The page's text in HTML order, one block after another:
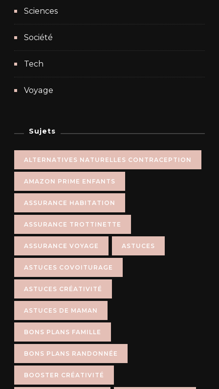
Sciences
Société
Tech
Voyage
Sujets
ALTERNATIVES NATURELLES CONTRACEPTION
AMAZON PRIME ENFANTS
ASSURANCE HABITATION
ASSURANCE TROTTINETTE
ASSURANCE VOYAGE ASTUCES
ASTUCES COVOITURAGE
ASTUCES CRÉATIVITÉ
ASTUCES DE MAMAN
BONS PLANS FAMILLE
BONS PLANS RANDONNÉE
BOOSTER CRÉATIVITÉ